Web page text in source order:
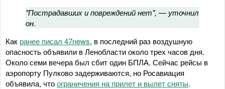
"Пострадавших и повреждений нет", — уточнил
он.
Как ранее писал 47news, в последний раз воздушную
опасность объявили в Ленобласти около трех часов дня.
Около семи вечера был сбит один БПЛА. Сейчас рейсы в
аэропорту Пулково задерживаются, но Росавиация
объявила, чтоограничения на прилет и вылет сняты.